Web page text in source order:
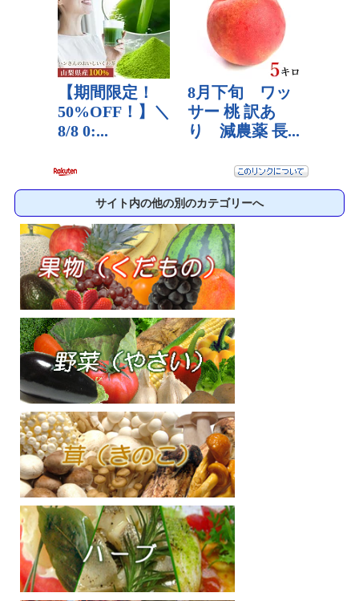
サイト内の他の別のカテゴリーへ